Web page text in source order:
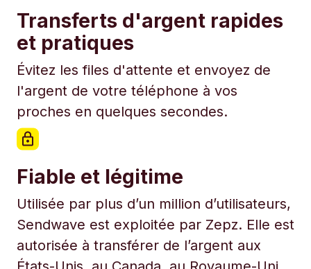
Transferts d'argent rapides
et pratiques
Évitez les files d'attente et envoyez de
l'argent de votre téléphone à vos
proches en quelques secondes.
Fiable et légitime
Utilisée par plus d’un million d’utilisateurs,
Sendwave est exploitée par Zepz. Elle est
autorisée à transférer de l’argent aux